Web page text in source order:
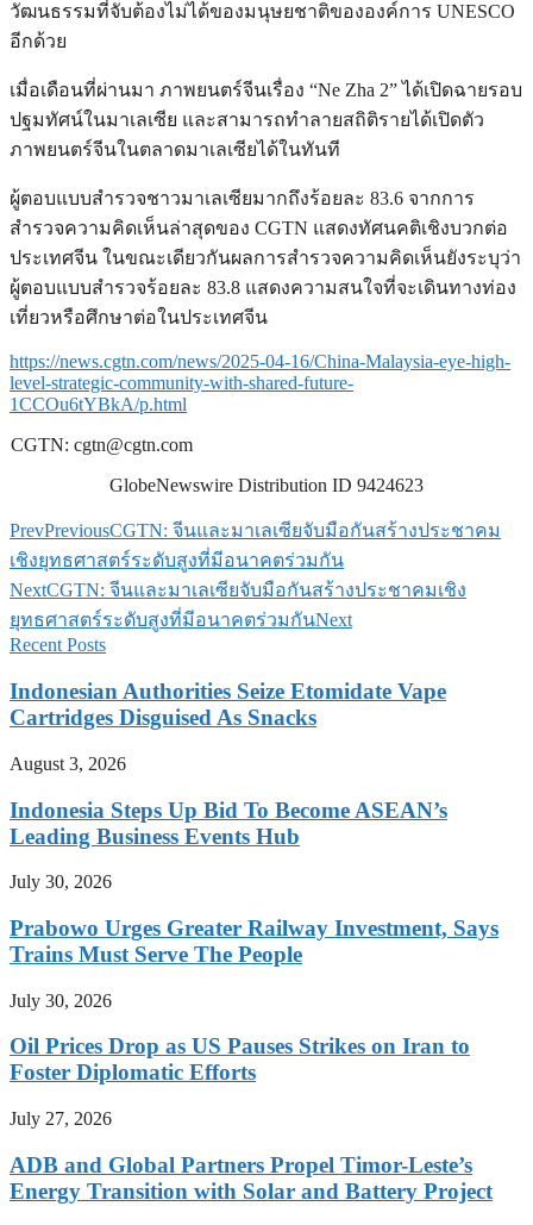
วัฒนธรรมที่จับต้องไม่ได้ของมนุษยชาติขององค์การ UNESCO
อีกด้วย
เมื่อเดือนที่ผ่านมา ภาพยนตร์จีนเรื่อง “Ne Zha 2” ได้เปิดฉายรอบ
ปฐมทัศน์ในมาเลเซีย และสามารถทำลายสถิติรายได้เปิดตัว
ภาพยนตร์จีนในตลาดมาเลเซียได้ในทันที
ผู้ตอบแบบสำรวจชาวมาเลเซียมากถึงร้อยละ 83.6 จากการ
สำรวจความคิดเห็นล่าสุดของ CGTN แสดงทัศนคติเชิงบวกต่อ
ประเทศจีน ในขณะเดียวกันผลการสำรวจความคิดเห็นยังระบุว่า
ผู้ตอบแบบสำรวจร้อยละ 83.8 แสดงความสนใจที่จะเดินทางท่อง
เที่ยวหรือศึกษาต่อในประเทศจีน
https://news.cgtn.com/news/2025-04-16/China-Malaysia-eye-high-
level-strategic-community-with-shared-future-
1CCOu6tYBkA/p.html
CGTN: cgtn@cgtn.com
GlobeNewswire Distribution ID 9424623
PrevPreviousCGTN: จีนและมาเลเซียจับมือกันสร้างประชาคม
เชิงยุทธศาสตร์ระดับสูงที่มีอนาคตร่วมกัน
NextCGTN: จีนและมาเลเซียจับมือกันสร้างประชาคมเชิง
ยุทธศาสตร์ระดับสูงที่มีอนาคตร่วมกันNext
Recent Posts
Indonesian Authorities Seize Etomidate Vape
Cartridges Disguised As Snacks
August 3, 2026
Indonesia Steps Up Bid To Become ASEAN’s
Leading Business Events Hub
July 30, 2026
Prabowo Urges Greater Railway Investment, Says
Trains Must Serve The People
July 30, 2026
Oil Prices Drop as US Pauses Strikes on Iran to
Foster Diplomatic Efforts
July 27, 2026
ADB and Global Partners Propel Timor-Leste’s
Energy Transition with Solar and Battery Project